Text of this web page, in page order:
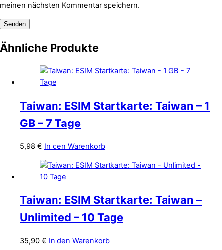
meinen nächsten Kommentar speichern.
Ähnliche Produkte
Taiwan: ESIM Startkarte: Taiwan – 1
GB – 7 Tage
5,98 € In den Warenkorb
Taiwan: ESIM Startkarte: Taiwan –
Unlimited – 10 Tage
35,90 € In den Warenkorb